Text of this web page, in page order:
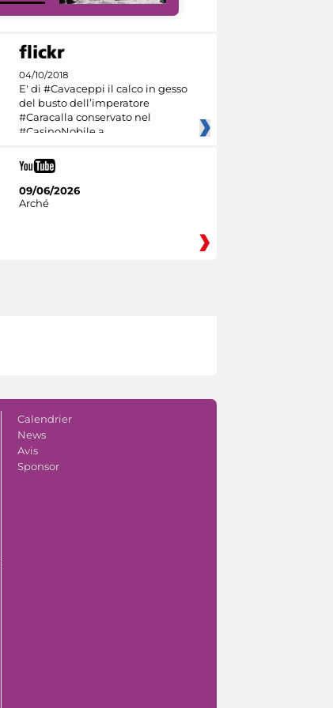
04/10/2018
E' di #Cavaceppi il calco in gesso
del busto dell’imperatore
#Caracalla conservato nel
#CasinoNobile a
09/06/2026
Arché
Calendrier
News
Avis
Sponsor